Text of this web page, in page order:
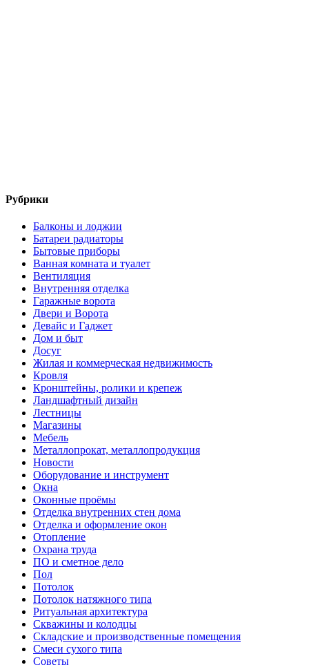
Рубрики
Балконы и лоджии
Батареи радиаторы‎
Бытовые приборы
Ванная комната и туалет
Вентиляция
Внутренняя отделка
Гаражные ворота
Двери и Ворота
Девайс и Гаджет
Дом и быт
Досуг
Жилая и коммерческая недвижимость
Кровля
Кронштейны, ролики и крепеж
Ландшафтный дизайн
Лестницы
Магазины
Мебель
Металлопрокат, металлопродукция
Новости
Оборудование и инструмент
Окна
Оконные проёмы
Отделка внутренних стен дома
Отделка и оформление окон
Отопление
Охрана труда
ПО и сметное дело
Пол
Потолок
Потолок натяжного типа
Ритуальная архитектура
Скважины и колодцы
Складские и производственные помещения
Смеси сухого типа
Советы